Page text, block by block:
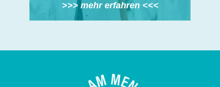
>>> mehr erfahren <<<